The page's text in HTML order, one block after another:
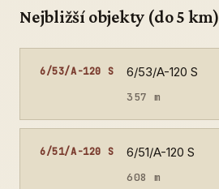
Nejbližší objekty (do 5 km)
6/53/A-120 S 6/53/A-120 S
357 m
6/51/A-120 S 6/51/A-120 S
608 m